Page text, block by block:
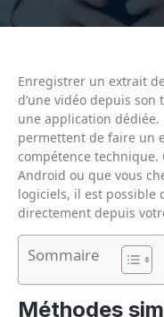
Enregistrer un extrait
d’une vidéo depuis
une application
permettent de faire un
compétence
Android ou que vous
logiciels, il est possible
directement depuis
Sommaire
Méthodes